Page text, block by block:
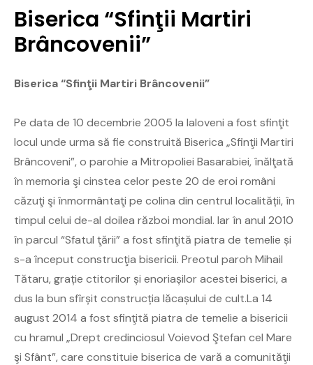
Biserica “Sfinţii Martiri
Brâncovenii”
Biserica “Sfinţii Martiri Brâncovenii”
Pe data de 10 decembrie 2005 la Ialoveni a fost sfinţit
locul unde urma să fie construită Biserica „Sfinţii Martiri
Brâncoveni”, o parohie a Mitropoliei Basarabiei, înălţată
în memoria şi cinstea celor peste 20 de eroi români
căzuţi şi înmormântaţi pe colina din centrul localității, în
timpul celui de-al doilea război mondial. Iar în anul 2010
în parcul “Sfatul ţării” a fost sfinţită piatra de temelie și
s-a început construcţia bisericii. Preotul paroh Mihail
Tătaru, grație ctitorilor și enoriașilor acestei biserici, a
dus la bun sfîrșit construcția lăcașului de cult.La 14
august 2014 a fost sfinţită piatra de temelie a bisericii
cu hramul „Drept credinciosul Voievod Ştefan cel Mare
şi Sfânt”, care constituie biserica de vară a comunităţii